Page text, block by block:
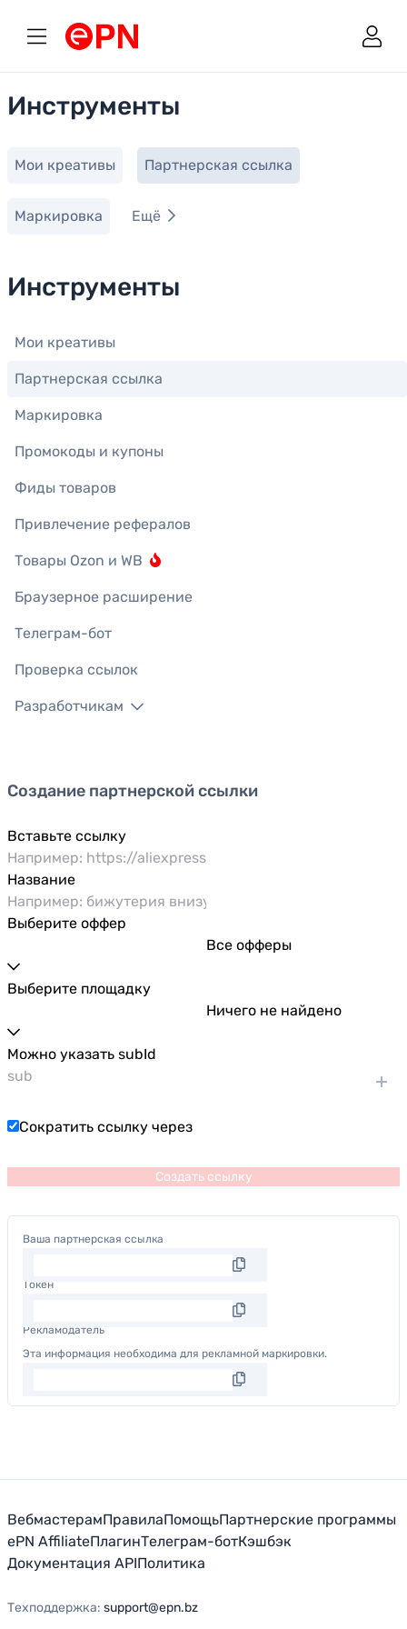
Link to main page
Инструменты
Мои креативы Партнерская ссылка
Маркировка Ещё
Инструменты
Мои креативы
Партнерская ссылка
Маркировка
Промокоды и купоны
Фиды товаров
Привлечение рефералов
Товары Ozon и WB
Браузерное расширение
Телеграм-бот
Проверка ссылок
Разработчикам
Создание партнерской ссылки
Вставьте ссылку
Название
Выберите оффер
Все офферы
Выберите площадку
Ничего не найдено
Можно указать subId
Сократить ссылку через
Создать ссылку
Ваша партнерская ссылка
Токен
Рекламодатель
Эта информация необходима для рекламной маркировки.
ВебмастерамПравилаПомощьПартнерские программы
ePN AffiliateПлагинТелеграм-ботКэшбэк
Документация APIПолитика
Техподдержка: support@epn.bz